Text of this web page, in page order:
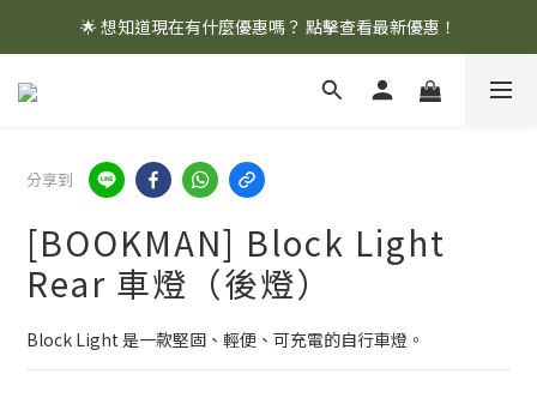
🌟 想知道現在有什麼優惠嗎？ 點擊查看最新優惠！
🌟 想知道現在有什麼優惠嗎？ 點擊查看最新優惠！
全館消費滿 $1,000 即享免運優惠
分享到
[BOOKMAN] Block Light
Rear 車燈（後燈）
Block Light 是一款堅固、輕便、可充電的自行車燈。